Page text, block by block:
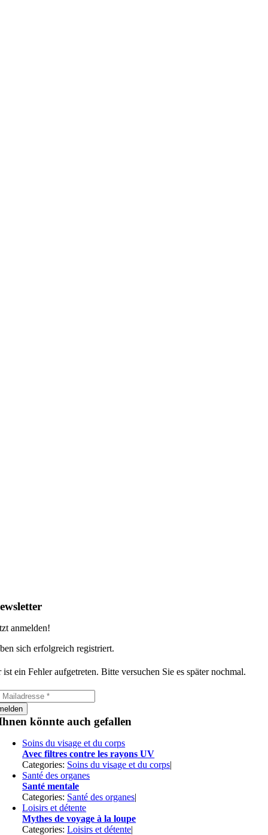
anmelden!
sich erfolgreich registriert.
ist ein Fehler aufgetreten. Bitte versuchen Sie es später nochmal.
könnte auch gefallen
Soins du visage et du corps
Avec filtres contre les rayons UV
Categories: Soins du visage et du corps|
Santé des organes
Santé mentale
Categories: Santé des organes|
Loisirs et détente
Mythes de voyage à la loupe
Categories:Loisirs et détente|